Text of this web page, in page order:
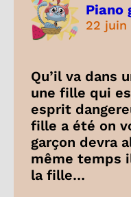
Piano
22 juin
Qu’il va dans
une fille qui
esprit
fille a été on
garçon devra
même temps
la fille…